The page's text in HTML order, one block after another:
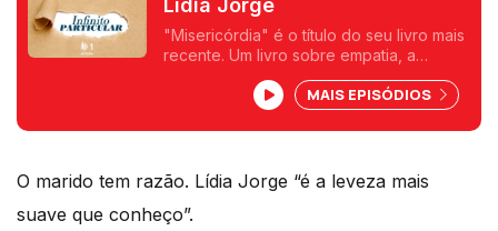
"Misericórdia" é o título do seu livro mais
recente. Um livro sobre empatia, a
que escrevesse.
MAIS EPISÓDIOS
O marido tem razão. Lídia Jorge “é a leveza mais
suave que conheço”.